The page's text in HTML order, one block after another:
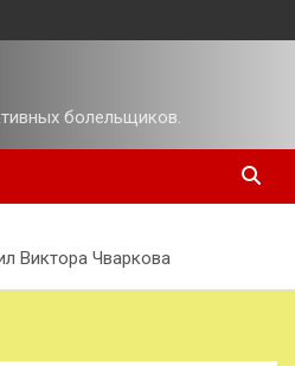
болельщиков.
Виктора Чваркова